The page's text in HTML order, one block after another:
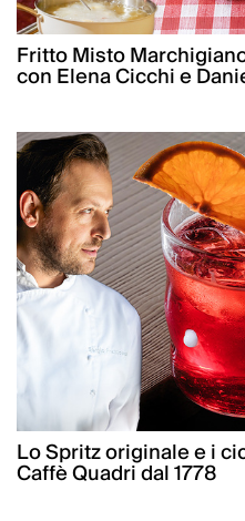
Fritto Misto
con Elena Cicchi e
Lo Spritz originale e i
Caffè Quadri dal 1778